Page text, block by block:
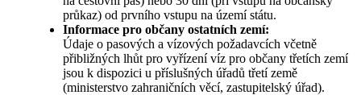
průkaz) od prvního vstupu na území státu.
Informace pro občany ostatních zemí:
Údaje o pasových a vízových požadavcích včetně
přibližných lhůt pro vyřízení víz pro občany třetích zemí
jsou k dispozici u příslušných úřadů třetí země
(ministerstvo zahraničních věcí, zastupitelský úřad).